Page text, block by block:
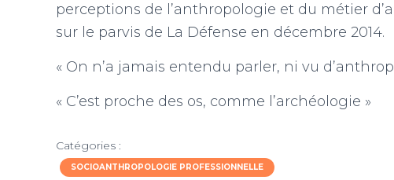
perceptions de l’anthropologie et du métier
sur le parvis de La Défense en décembre 2014.
« On n’a jamais entendu parler, ni vu
« C’est proche des os, comme l’archéologie »
Catégories :
SOCIOANTHROPOLOGIE PROFESSIONNELLE